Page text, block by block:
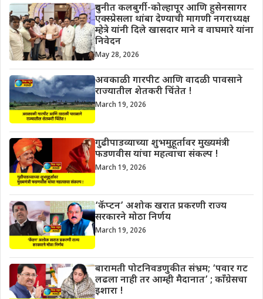
दुधनीत कलबुर्गी-कोल्हापूर आणि हुसेनसागर
एक्स्प्रेसला थांबा देण्याची मागणी नगराध्यक्ष
म्हेत्रे यांनी दिले खासदार माने व वाघमारे यांना
निवेदन
May 28, 2026
अवकाळी गारपीट आणि वादळी पावसाने
राज्यातील शेतकरी चिंतेत !
March 19, 2026
गुढीपाडव्याच्या शुभमुहूर्तावर मुख्यमंत्री
फडणवीस यांचा महत्वाचा संकल्प !
March 19, 2026
‘कॅप्टन’ अशोक खरात प्रकरणी राज्य
सरकारने मोठा निर्णय
March 19, 2026
बारामती पोटनिवडणुकीत संभ्रम; ‘पवार गट
लढला नाही तर आम्ही मैदानात’ ; काँग्रेसचा
इशारा !